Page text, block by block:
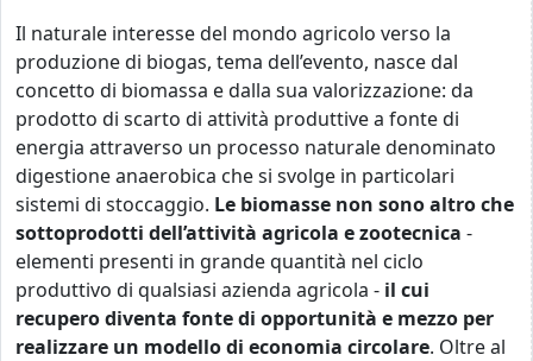
Il naturale interesse del mondo agricolo verso la
produzione di biogas, tema dell’evento, nasce dal
concetto di biomassa e dalla sua valorizzazione: da
prodotto di scarto di attività produttive a fonte di
energia attraverso un processo naturale denominato
digestione anaerobica che si svolge in particolari
sistemi di stoccaggio. Le biomasse non sono altro che
sottoprodotti dell’attività agricola e zootecnica -
elementi presenti in grande quantità nel ciclo
produttivo di qualsiasi azienda agricola - il cui
recupero diventa fonte di opportunità e mezzo per
realizzare un modello di economia circolare. Oltre al